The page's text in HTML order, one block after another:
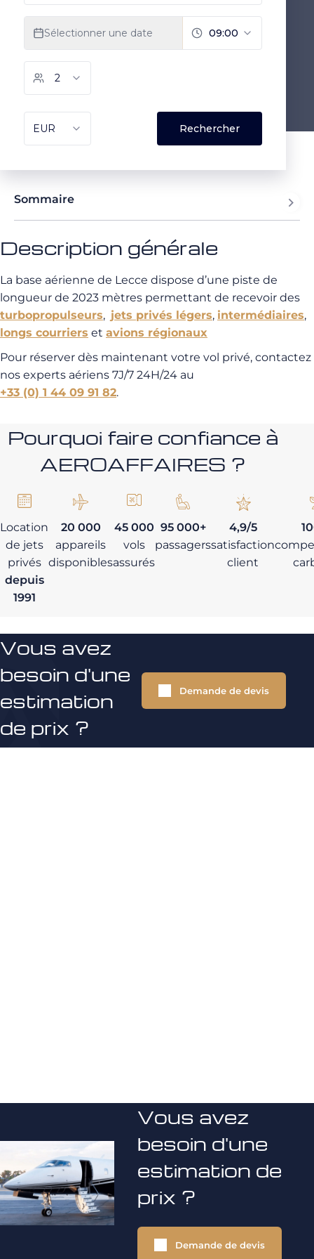
Sommaire
Description générale
La base aérienne de Lecce dispose d’une piste de
longueur de 2023 mètres permettant de recevoir des
turbopropulseurs, jets privés légers, intermédiaires,
longs courriers et avions régionaux
Pour réserver dès maintenant votre vol privé, contactez
nos experts aériens 7J/7 24H/24 au
+33 (0) 1 44 09 91 82.
Pourquoi faire confiance à
AEROAFFAIRES ?
Location
de jets
privés
depuis
1991
20 000
appareils
disponibles
45 000
vols
assurés
95 000+
passagers
4,9/5
satisfaction
client
Vous avez
besoin d'une
estimation
de prix ?
Demande de devis
Vous avez
besoin d'une
estimation de
prix ?
Demande de devis